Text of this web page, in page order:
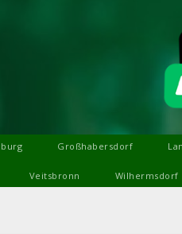
Großhabersdorf
Veitsbronn Wilhermsdorf